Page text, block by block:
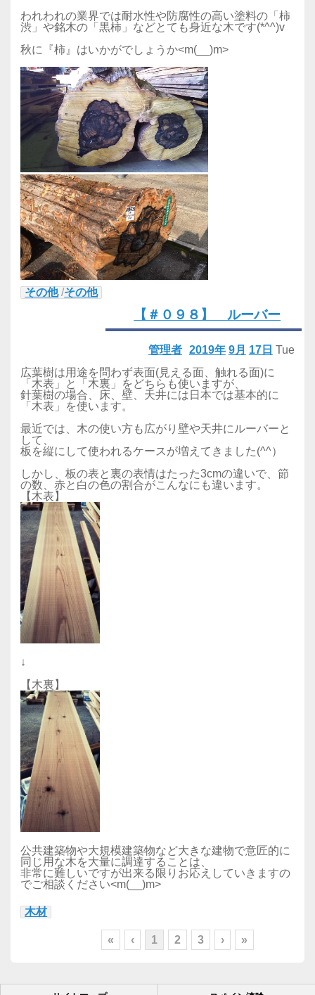
われわれの業界では耐水性や防腐性の高い塗料の「柿
渋」や銘木の「黒柿」などとても身近な木です(*^^)v
秋に『柿』はいかがでしょうか<m(__)m>
その他/その他
【＃０９８】 ルーバー
2019年 9月 17日 Tue
管理者
広葉樹は用途を問わず表面(見える面、触れる面)に
「木表」と「木裏」をどちらも使いますが、
針葉樹の場合、床、壁、天井には日本では基本的に
「木表」を使います。
最近では、木の使い方も広がり壁や天井にルーバーと
して、
板を縦にして使われるケースが増えてきました(^^）
しかし、板の表と裏の表情はたった3cmの違いで、節
の数、赤と白の色の割合がこんなにも違います。
【木表】
↓
【木裏】
公共建築物や大規模建築物など大きな建物で意匠的に
同じ用な木を大量に調達することは、
非常に難しいですが出来る限りお応えしていきますの
でご相談ください<m(__)m>
木材
« ‹ 1 2 3 › »